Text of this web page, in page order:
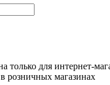
только для интернет-
розничных магазинах